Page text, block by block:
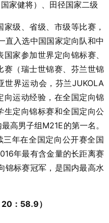
健将）、田径国家二级
级、省级、市级等比赛，
直入选中国国家定向队和中
家参加世界定向锦标赛、
赛（瑞士世锦赛、芬兰世锦
世界运动会，芬兰JUKOLA
向运动经验，在全国定向锦
生定向锦标赛和全国定向公
高男子组M21E的第一名。
年在全国定向公开赛全国
年最有含金量的长距离赛
锦标赛冠军，是国内最高水
：58.9）